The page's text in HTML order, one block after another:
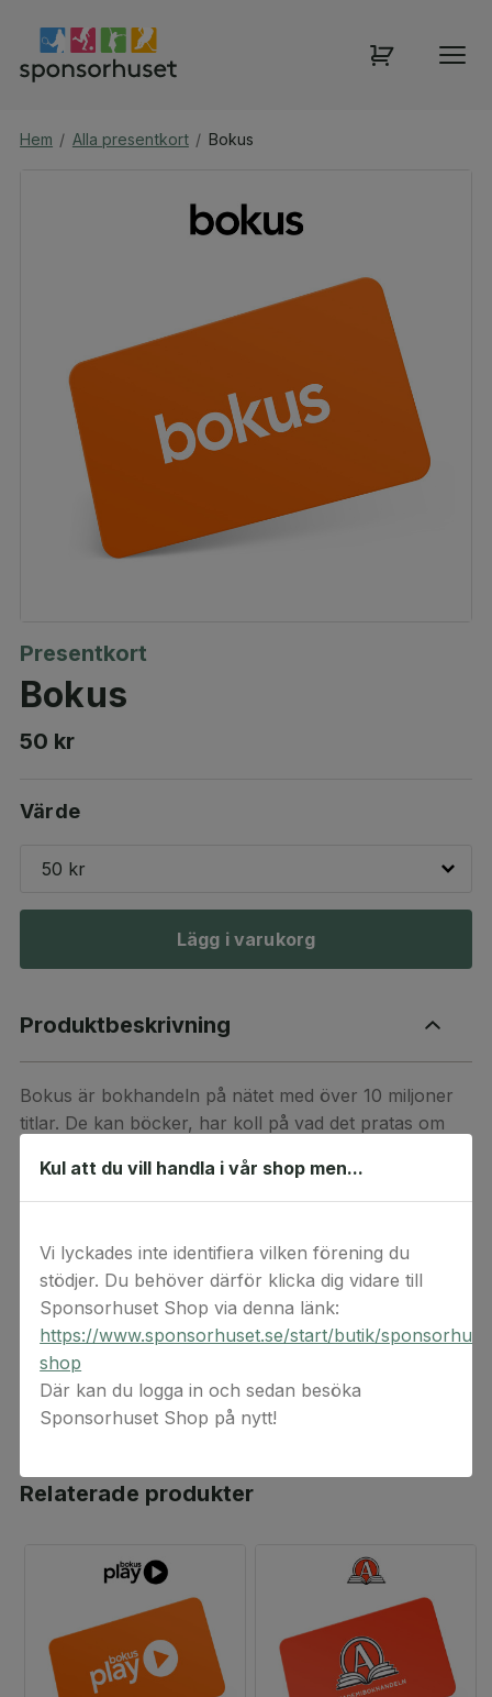
Hem / Alla presentkort / Bokus
Presentkort
Bokus
50 kr
Värde
50 kr
Lägg i varukorg
Produktbeskrivning
Bokus är bokhandeln på nätet med över 10 miljoner
titlar. De kan böcker, har koll på vad det pratas om
Bokus har böcker för alla och bjuder på tips och
fördjupning. Det finns alltid en bok att fördjupa sig i
Detta är en digital produkt. Digital(a) värdekod(er)
levereras via e-post. Observera att ångerrätten inte
gäller för beställningar av digital(a) värdekod(er) då
koderna anses förbrukade vid köptillfället.
Relaterade produkter
Kul att du vill handla i vår shop men...
Vi lyckades inte identifiera vilken förening du
stödjer. Du behöver därför klicka dig vidare till
Sponsorhuset Shop via denna länk:
https://www.sponsorhuset.se/start/butik/
shop
Där kan du logga in och sedan besöka
Sponsorhuset Shop på nytt!